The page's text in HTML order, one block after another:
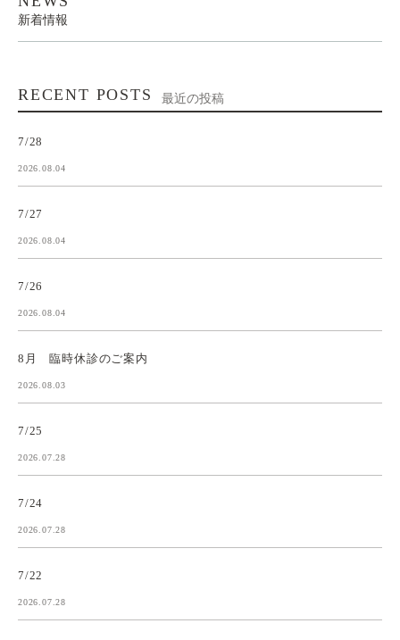
新着情報
RECENT POSTS 最近の投稿
7/28
2026.08.04
7/27
2026.08.04
7/26
2026.08.04
8月 臨時休診のご案内
2026.08.03
7/25
2026.07.28
7/24
2026.07.28
7/22
2026.07.28